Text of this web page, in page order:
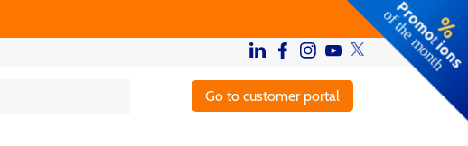
Go to customer portal